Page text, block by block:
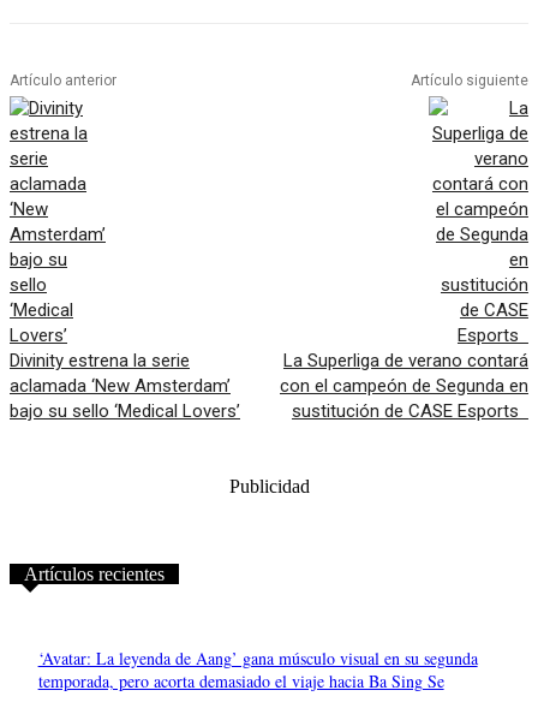
Artículo anterior
Divinity estrena la serie
aclamada ‘New Amsterdam’
bajo su sello ‘Medical Lovers’
Artículo siguiente
La Superliga de verano contará
con el campeón de Segunda en
sustitución de CASE Esports
Publicidad
Artículos recientes
‘Avatar: La leyenda de Aang’ gana músculo visual en su segunda
temporada, pero acorta demasiado el viaje hacia Ba Sing Se